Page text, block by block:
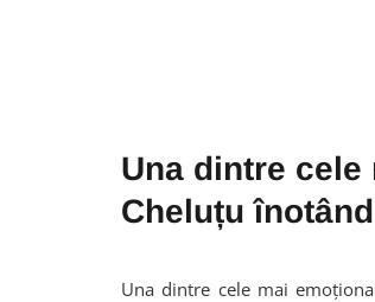
Una dintre
Cheluțu
Una dintre cele mai